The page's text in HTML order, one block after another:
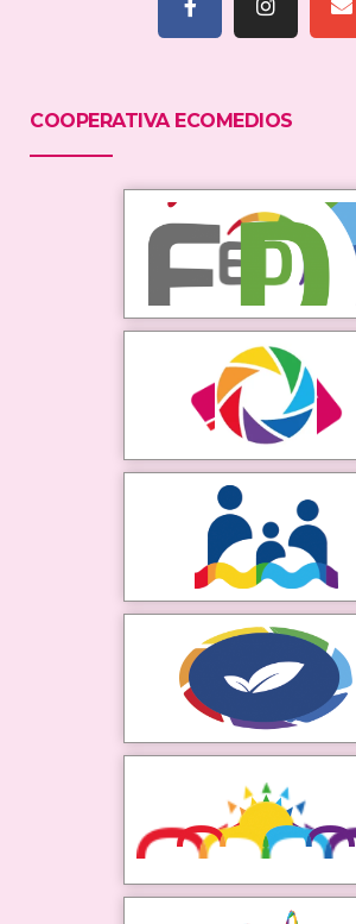
COOPERATIVA ECOMEDIOS